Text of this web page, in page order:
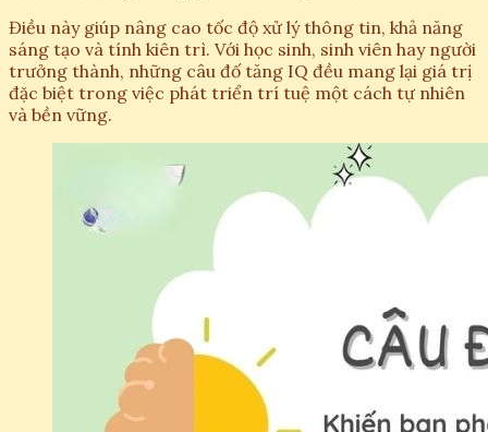
Điều này giúp nâng cao tốc độ xử lý thông tin, khả năng
sáng tạo và tính kiên trì. Với học sinh, sinh viên hay người
trưởng thành, những câu đố tăng IQ đều mang lại giá trị
đặc biệt trong việc phát triển trí tuệ một cách tự nhiên
và bền vững.